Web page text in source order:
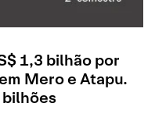
1,3 bilhão por
Mero e Atapu.
bilhões